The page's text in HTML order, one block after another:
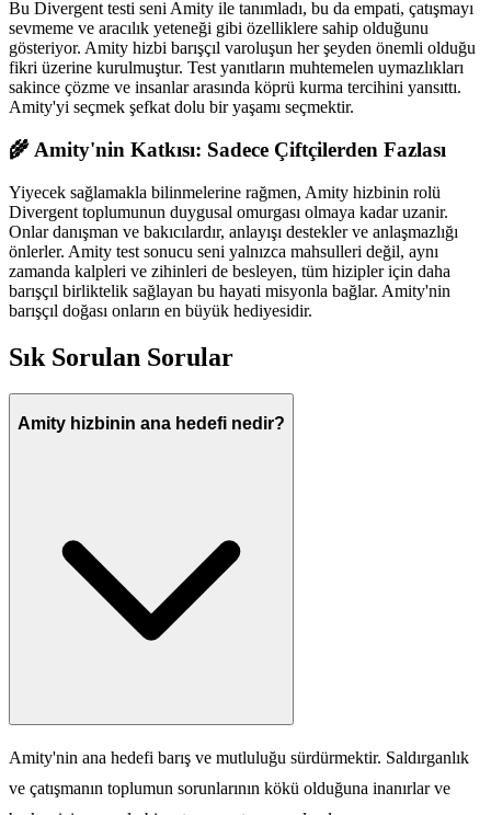
Bu Divergent testi seni Amity ile tanımladı, bu da empati, çatışmayı
sevmeme ve aracılık yeteneği gibi özelliklere sahip olduğunu
gösteriyor. Amity hizbi barışçıl varoluşun her şeyden önemli olduğu
fikri üzerine kurulmuştur. Test yanıtların muhtemelen uymazlıkları
sakince çözme ve insanlar arasında köprü kurma tercihini yansıttı.
Amity'yi seçmek şefkat dolu bir yaşamı seçmektir.
🌾 Amity'nin Katkısı: Sadece Çiftçilerden Fazlası
Yiyecek sağlamakla bilinmelerine rağmen, Amity hizbinin rolü
Divergent toplumunun duygusal omurgası olmaya kadar uzanir.
Onlar danışman ve bakıcılardır, anlayışı destekler ve anlaşmazlığı
önlerler. Amity test sonucu seni yalnızca mahsulleri değil, aynı
zamanda kalpleri ve zihinleri de besleyen, tüm hizipler için daha
barışçıl birliktelik sağlayan bu hayati misyonla bağlar. Amity'nin
barışçıl doğası onların en büyük hediyesidir.
Sık Sorulan Sorular
Amity hizbinin ana hedefi nedir?
Amity'nin ana hedefi barış ve mutluluğu sürdürmektir. Saldırganlık
ve çatışmanın toplumun sorunlarının kökü olduğuna inanırlar ve